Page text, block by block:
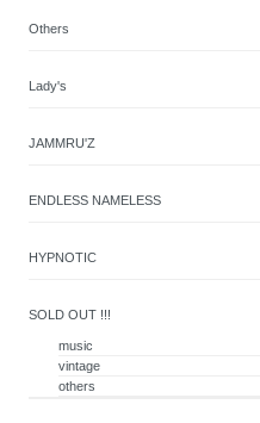
Others
Lady's
JAMMRU'Z
ENDLESS NAMELESS
HYPNOTIC
SOLD OUT !!!
music
vintage
others